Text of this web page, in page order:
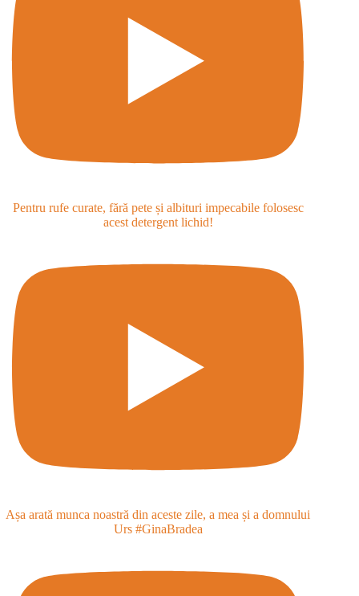
Pentru rufe curate, fără pete și albituri impecabile folosesc
acest detergent lichid!
Așa arată munca noastră din aceste zile, a mea și a domnului
Urs #GinaBradea